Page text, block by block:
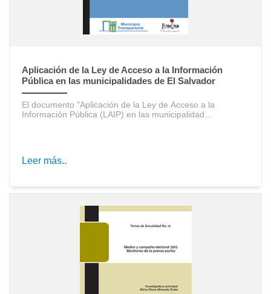
Aplicación de la Ley de Acceso a la Información
Pública en las municipalidades de El Salvador
El documento "Aplicación de la Ley de Acceso a la
Información Pública (LAIP) en las municipalidad...
Leer más..